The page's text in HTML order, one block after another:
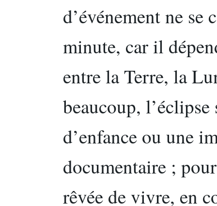
d’événement ne se
minute, car il
entre la Terre, la
beaucoup,
d’enfance ou une
documentaire ;
rêvée de vivre, en